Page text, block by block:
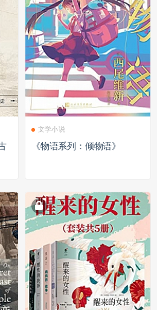
文学小说
《物语系列：倾物语》